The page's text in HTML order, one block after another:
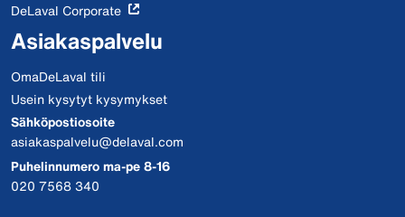
DeLaval Corporate
Asiakaspalvelu
OmaDeLaval tili
Usein kysytyt kysymykset
Sähköpostiosoite
asiakaspalvelu@delaval.com
Puhelinnumero ma-pe 8-16
020 7568 340